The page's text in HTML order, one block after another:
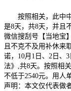
按照相关，此中中
是8天，共8天，并且
微信搜刮号【当地宝
且不克不及用补休来
诺，10月1日、2日、
法》,共8天。按照相
不低于2540元。用人
声明：本文仅代表做